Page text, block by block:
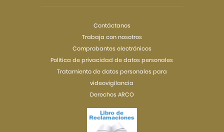
Contáctanos
Trabaja con nosotros
Comprobantes electrónicos
Política de privacidad de datos personales
Tratamiento de datos personales para
videovigilancia
Derechos ARCO